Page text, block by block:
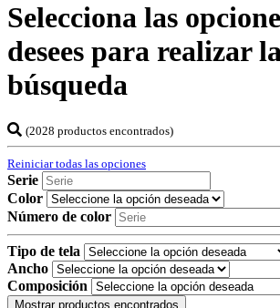
Selecciona las
desees para realizar
búsqueda
(2028 productos encontrados)
Reiniciar todas las opciones
Serie
Color
Número de color
Tipo de tela
Ancho
Composición
Mostrar productos encontrados